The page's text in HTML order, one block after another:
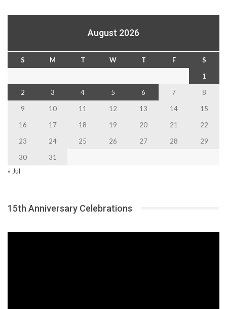
August 2026
S M T W T F
S
1
2
3 4 5 6 7
8
9
10 11 12 13 14
15
16
17 18 19 20 21
22
23
24 25 26 27 28
29
30
31
« Jul
15th Anniversary Celebrations